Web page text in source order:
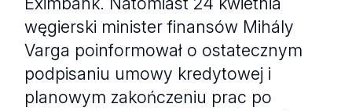
węgierski minister finansów Mihály
Varga poinformował o ostatecznym
podpisaniu umowy kredytowej i
planowym zakończeniu prac po